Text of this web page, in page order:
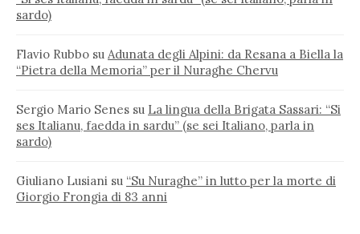
sardo)
Flavio Rubbo su Adunata degli Alpini: da Resana a Biella la
“Pietra della Memoria” per il Nuraghe Chervu
Sergio Mario Senes su La lingua della Brigata Sassari: “Si
ses Italianu, faedda in sardu” (se sei Italiano, parla in
sardo)
Giuliano Lusiani su “Su Nuraghe” in lutto per la morte di
Giorgio Frongia di 83 anni